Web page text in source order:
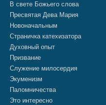
В свете Божьего слова
Пресвятая Дева Мария
Новоначальным
Страничка катехизатора
Духовный опыт
Призвание
Служение милосердия
Экуменизм
Паломничества
Это интересно